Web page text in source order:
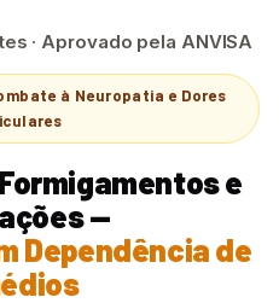
· Aprovado pela ANVISA
à Neuropatia e Dores
e
—
Dependência de